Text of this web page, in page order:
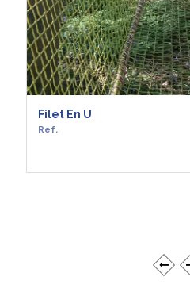
Filet En U
Ref.